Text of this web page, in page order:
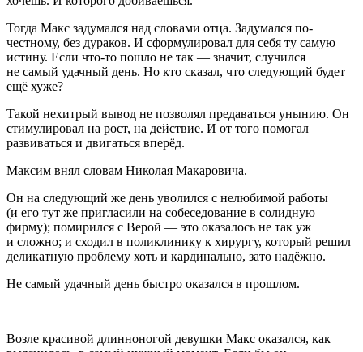
Тогда Макс задумался над словами отца. Задумался по-
честному, без дураков. И сформулировал для себя ту самую
истину. Если что-то пошло не так — значит, случился
не самый удачный день. Но кто сказал, что следующий будет
ещё хуже?
Такой нехитрый вывод не позволял предаваться унынию. Он
стимулировал на рост, на действие. И от того помогал
развиваться и двигаться вперёд.
Максим внял словам Николая Макаровича.
Он на следующий же день уволился с нелюбимой работы
(и его тут же пригласили на собеседование в солидную
фирму); помирился с Верой — это оказалось не так уж
и сложно; и сходил в поликлинику к хирургу, который решил
деликатную проблему хоть и кардинально, зато надёжно.
Не самый удачный день быстро оказался в прошлом.
Возле красивой длинноногой девушки Макс оказался, как